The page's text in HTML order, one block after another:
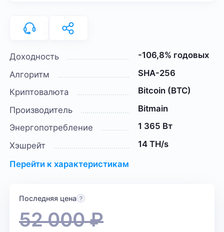
Доходность
-106,8% годовых
Алгоритм
SHA-256
Криптовалюта
Bitcoin (BTC)
Производитель
Bitmain
Энергопотребление
1 365 Вт
Хэшрейт
14 TH/s
Перейти к характеристикам
Последняя цена
52 000₽